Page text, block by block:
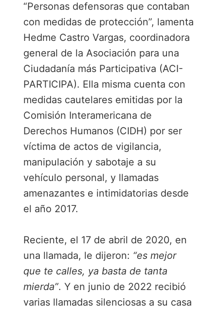
“Personas defensoras que contaban
con medidas de protección”, lamenta
Hedme Castro Vargas, coordinadora
general de la Asociación para una
Ciudadanía más Participativa (ACI-
PARTICIPA). Ella misma cuenta con
medidas cautelares emitidas por la
Comisión Interamericana de
Derechos Humanos (CIDH) por ser
víctima de actos de vigilancia,
manipulación y sabotaje a su
vehículo personal, y llamadas
amenazantes e intimidatorias desde
el año 2017.
Reciente, el 17 de abril de 2020, en
una llamada, le dijeron: “es mejor
que te calles, ya basta de tanta
mierda”. Y en junio de 2022 recibió
varias llamadas silenciosas a su casa